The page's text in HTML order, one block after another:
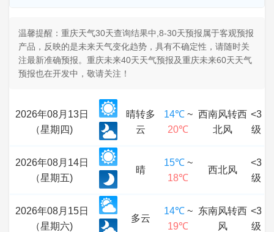
温馨提醒：重庆天气30天查询结果中,8-30天预报属于客观预报
产品，反映的是未来天气变化趋势，具有不确定性，请随时关
注最新准确预报。重庆未来40天天气预报及重庆未来60天天气
预报也在开发中，敬请关注！
2026年08月13日
（星期四)
晴转多
云
14℃~
20℃
西南风转西
北风
<3
级
2026年08月14日
（星期五)
晴
15℃~
18℃
西北风
<3
级
2026年08月15日
（星期六)
多云
14℃~
19℃
东南风转西
风
<3
级